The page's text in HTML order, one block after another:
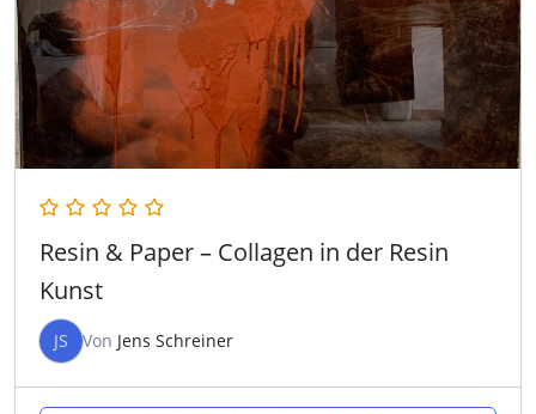
Resin & Paper – Collagen in der Resin
Kunst
JS Von Jens Schreiner